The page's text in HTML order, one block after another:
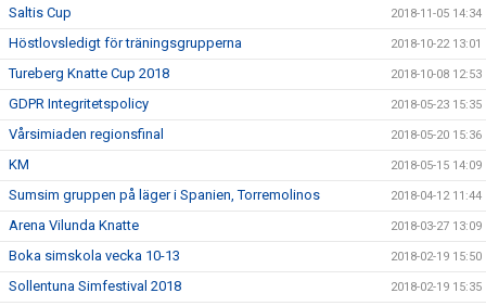
Saltis Cup 2018-11-05 14:34
Höstlovsledigt för träningsgrupperna 2018-10-22 13:01
Tureberg Knatte Cup 2018 2018-10-08 12:53
GDPR Integritetspolicy 2018-05-23 15:35
Vårsimiaden regionsfinal 2018-05-20 15:36
KM 2018-05-15 14:09
Sumsim gruppen på läger i Spanien, Torremolinos 2018-04-12 11:44
Arena Vilunda Knatte 2018-03-27 13:09
Boka simskola vecka 10-13 2018-02-19 15:50
Sollentuna Simfestival 2018 2018-02-19 15:35